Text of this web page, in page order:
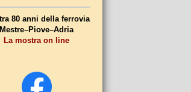
80 anni della ferrovia
Mestre–Piove–Adria
La mostra on line